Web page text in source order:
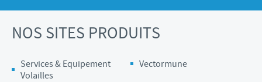
NOS SITES PRODUITS
Services & Equipement
Volailles
Vectormune